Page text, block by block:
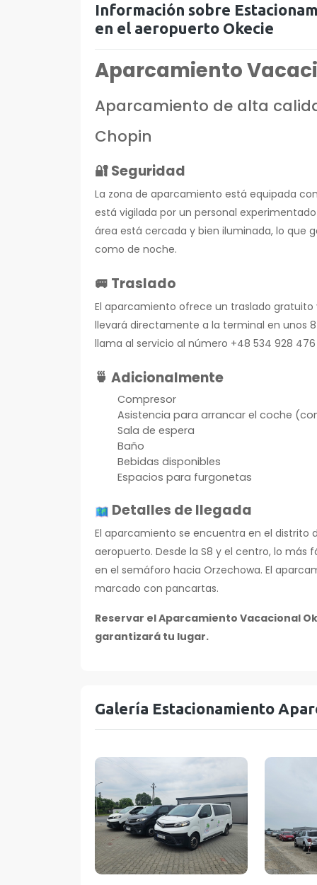
Rumanía
Información sobre
en el aeropuerto Okecie
Aparcamiento
Aparcamiento de alta
Chopin
🔐 Seguridad
La zona de aparcamiento está equipada
está vigilada por un personal
área está cercada y bien iluminada, lo que
como de noche.
🚐 Traslado
El aparcamiento ofrece un traslado
llevará directamente a la terminal en unos
llama al servicio al número +48 534 928
🍵 Adicionalmente
Compresor
Asistencia para arrancar el coche
Sala de espera
Baño
Bebidas disponibles
Espacios para furgonetas
Detalles de llegada
El aparcamiento se encuentra en el distrito
aeropuerto. Desde la S8 y el centro, lo más
en el semáforo hacia Orzechowa. El
marcado con pancartas.
Reservar el Aparcamiento Vacacional
garantizará tu lugar.
Galería Estacionamiento